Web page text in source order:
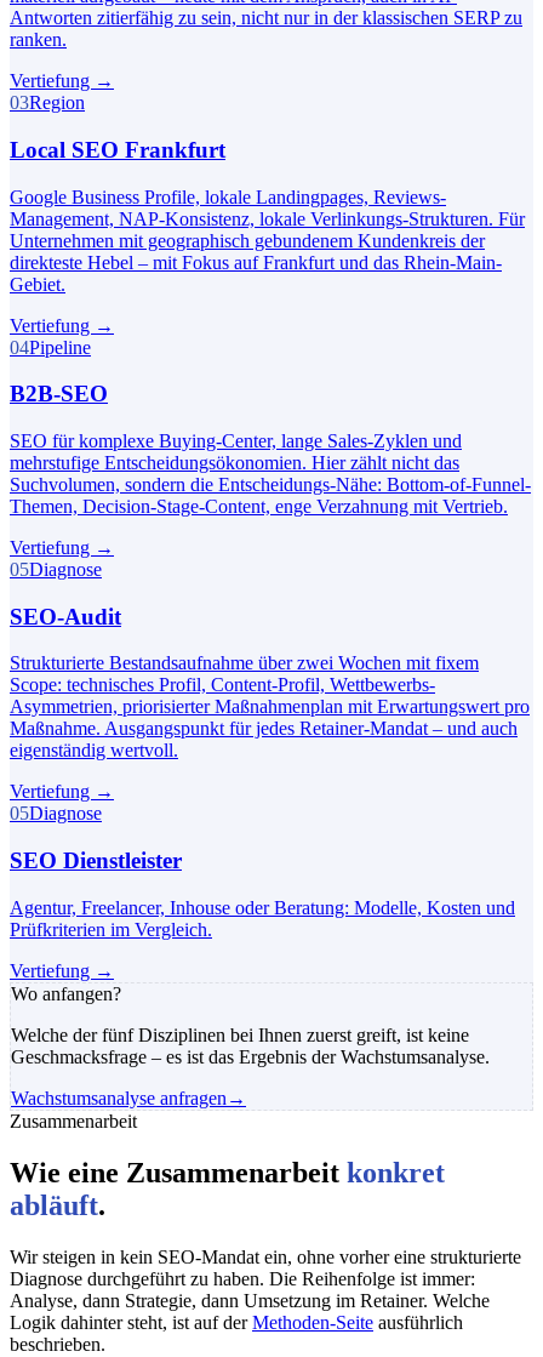
Antworten zitierfähig zu sein, nicht nur in der klassischen SERP zu
ranken.
Vertiefung →
03Region
Local SEO Frankfurt
Google Business Profile, lokale Landingpages, Reviews-
Management, NAP-Konsistenz, lokale Verlinkungs-Strukturen. Für
Unternehmen mit geographisch gebundenem Kundenkreis der
direkteste Hebel – mit Fokus auf Frankfurt und das Rhein-Main-
Gebiet.
Vertiefung →
04Pipeline
B2B-SEO
SEO für komplexe Buying-Center, lange Sales-Zyklen und
mehrstufige Entscheidungsökonomien. Hier zählt nicht das
Suchvolumen, sondern die Entscheidungs-Nähe: Bottom-of-Funnel-
Themen, Decision-Stage-Content, enge Verzahnung mit Vertrieb.
Vertiefung →
05Diagnose
SEO-Audit
Strukturierte Bestandsaufnahme über zwei Wochen mit fixem
Scope: technisches Profil, Content-Profil, Wettbewerbs-
Asymmetrien, priorisierter Maßnahmenplan mit Erwartungswert pro
Maßnahme. Ausgangspunkt für jedes Retainer-Mandat – und auch
eigenständig wertvoll.
Vertiefung →
05Diagnose
SEO Dienstleister
Agentur, Freelancer, Inhouse oder Beratung: Modelle, Kosten und
Prüfkriterien im Vergleich.
Vertiefung →
Wo anfangen?
Welche der fünf Disziplinen bei Ihnen zuerst greift, ist keine
Geschmacksfrage – es ist das Ergebnis der Wachstumsanalyse.
Wachstumsanalyse anfragen →
Zusammenarbeit
Wie eine Zusammenarbeit konkret
abläuft.
Wir steigen in kein SEO-Mandat ein, ohne vorher eine strukturierte
Diagnose durchgeführt zu haben. Die Reihenfolge ist immer:
Analyse, dann Strategie, dann Umsetzung im Retainer. Welche
Logik dahinter steht, ist auf derMethoden-Seite ausführlich
beschrieben.